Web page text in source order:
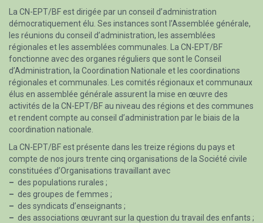
La CN-EPT/BF est dirigée par un conseil d’administration
démocratiquement élu. Ses instances sont l’Assemblée générale,
les réunions du conseil d’administration, les assemblées
régionales et les assemblées communales. La CN-EPT/BF
fonctionne avec des organes réguliers que sont le Conseil
d’Administration, la Coordination Nationale et les coordinations
régionales et communales. Les comités régionaux et communaux
élus en assemblée générale assurent la mise en œuvre des
activités de la CN-EPT/BF au niveau des régions et des communes
et rendent compte au conseil d’administration par le biais de la
coordination nationale.
La CN-EPT/BF est présente dans les treize régions du pays et
compte de nos jours trente cinq organisations de la Société civile
constituées d’Organisations travaillant avec
– des populations rurales ;
– des groupes de femmes ;
– des syndicats d’enseignants ;
– des associations œuvrant sur la question du travail des enfants ;